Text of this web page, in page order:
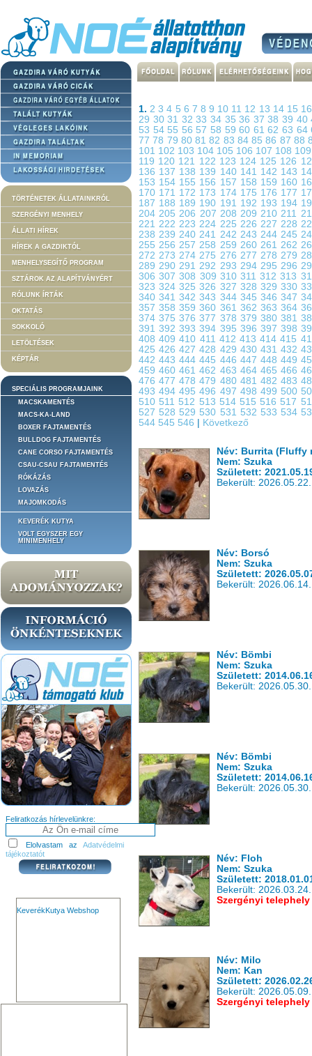
TÖRTÉNETEK ÁLLATAINKRÓL
SZERGÉNYI MENHELY
ÁLLATI HÍREK
HÍREK A GAZDIKTÓL
MENHELYSEGÍTŐ PROGRAM
SZTÁROK AZ ALAPÍTVÁNYÉRT
RÓLUNK ÍRTÁK
OKTATÁS
SOKKOLÓ
LETÖLTÉSEK
KÉPTÁR
SPECIÁLIS PROGRAMJAINK
MACSKAMENTÉS
MACS-KA-LAND
BOXER FAJTAMENTÉS
BULLDOG FAJTAMENTÉS
CANE CORSO FAJTAMENTÉS
CSAU-CSAU FAJTAMENTÉS
RÓKÁZÁS
LOVAZÁS
MAJOMKODÁS
KEVERÉK KUTYA
VOLT EGYSZER EGY
MINIMENHELY
Feliratkozás hírlevelünkre:
Elolvastam az Adatvédelmi
tájékoztatót
KeverékKutya Webshop
1. 234 5 6 7 8 9 10 11 12 13 14 15
29 3031 323334 3536 373839 40
53 54 55 56 57 58 5960 616263 64
7778 79 808182 83 848586 87 88
101 102 103 104 105 106 107 108
119 120 121 122 123 124 125 126
136 137 138 139 140 141 142 143
153 154 155 156 157 158 159 160
170 171 172 173 174 175 176 177
187 188 189 190 191 192 193 194
204205206 207 208 209210211
221222223224 225 226 227 228
238239240241 242 243 244 245
255256257258 259 260 261 262
272273274275 276 277 278 279
289290291292 293 294 295 296
306307308 309 310 311312313
323324325326 327 328 329 330
340341342343 344 345 346 347
357358359360 361 362 363 364
374375376377 378 379 380 381
391392393394 395 396 397 398
408409410 411 412 413414415
425426427428 429 430 431 432
442443444445 446 447 448 449
459460461462 463 464 465 466
476477478479 480 481 482 483
493494495496 497 498 499 500
510 511 512 513 514 515 516 517
527 528 529 530 531 532 533 534
544 545 546 Következő
Név: Burrita (Fluffy
Nem: Szuka
Született:
Bekerült: 2026.05.22.
Név: Borsó
Nem: Szuka
Született:
Bekerült: 2026.06.14.
Név: Bömbi
Nem: Szuka
Született:
Bekerült: 2026.05.30.
Név: Bömbi
Nem: Szuka
Született:
Bekerült: 2026.05.30.
Név: Floh
Nem: Szuka
Született:
Bekerült: 2026.03.24.
Szergényi telephely
Név: Milo
Nem: Kan
Született:
Bekerült: 2026.05.09.
Szergényi telephely